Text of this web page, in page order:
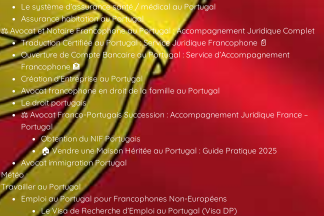
Le système d’assurance santé / médical au Portugal
Assurance habitation au Portugal
⚖️ Avocat et Notaire Francophone au Portugal : Accompagnement Juridique Complet
Traduction Certifiée au Portugal : Service Juridique Francophone 📄
Ouverture de Compte Bancaire au Portugal : Service d’Accompagnement
Francophone 🏦
Création d’Entreprise au Portugal
Avocat francophone en droit de la famille au Portugal
Le droit portugais
⚖️ Avocat Franco-Portugais Succession : Accompagnement Juridique France –
Portugal
Obtention du NIF Portugais
🏠 Vendre une Maison Héritée au Portugal : Guide Pratique 2025
Avocat immigration Portugal
Météo
Travailler au Portugal
Emploi au Portugal pour Francophones Non-Européens
Le Visa de Recherche d’Emploi au Portugal (Visa DP)